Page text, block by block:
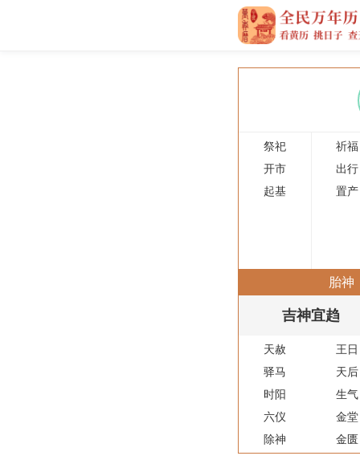
祭祀
祈福
开市
出行
起基
置产
胎神
吉神宜趋
天赦
王日
驿马
天后
时阳
生气
六仪
金堂
除神
金匮